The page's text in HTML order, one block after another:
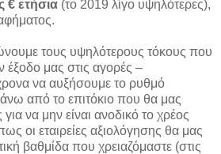
€ ετήσια (το 2019 λίγο υψηλότερες),
τους υψηλότερους τόκους που
μας στις αγορές –
να αυξήσουμε το ρυθμό
από το επιτόκιο που θα μας
να μην είναι ανοδικό το χρέος
οι εταιρείες αξιολόγησης θα μας
βαθμίδα που χρειαζόμαστε (στις